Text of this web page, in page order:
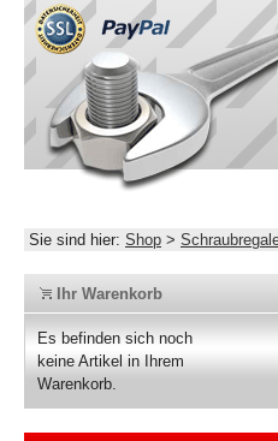
Sie sind hier: Shop >
Ihr Warenkorb
Es befinden sich noch
keine Artikel in Ihrem
Warenkorb.